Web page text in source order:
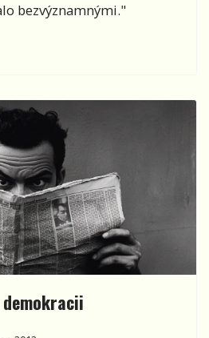
bezvýznamnými."
demokracii